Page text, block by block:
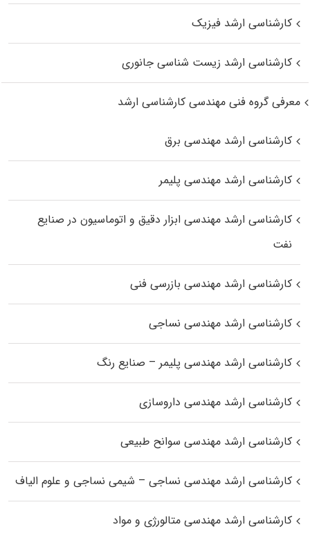
کارشناسی ارشد فیزیک
کارشناسی ارشد زیست‌ شناسی جانوری
معرفی گروه فنی مهندسی کارشناسی ارشد
کارشناسی ارشد مهندسی برق
کارشناسی ارشد مهندسی پلیمر
کارشناسی ارشد مهندسی ابزار دقیق و اتوماسیون در صنایع
نفت
کارشناسی ارشد مهندسی بازرسی فنی
کارشناسی ارشد مهندسی نساجی
کارشناسی ارشد مهندسی پلیمر – صنایع رنگ
کارشناسی ارشد مهندسی داروسازی
کارشناسی ارشد مهندسی سوانح طبیعی
کارشناسی ارشد مهندسی نساجی – شیمی نساجی و علوم الیاف
کارشناسی ارشد مهندسی متالورژی و مواد